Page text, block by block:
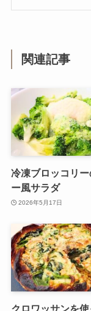
関連記事
冷凍ブロッコリ
ー風サラダ
2026年5月17日
クロワッサンを